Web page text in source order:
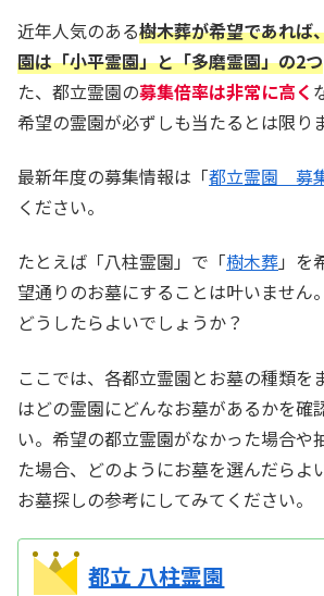
近年人気のある樹木葬が希望であれば
園は「小平霊園」と「多磨霊園」の2つ
た、都立霊園の募集倍率は非常に高く
希望の霊園が必ずしも当たるとは限り
最新年度の募集情報は「都立霊園 募
ください。
たとえば「八柱霊園」で「樹木葬」を
望通りのお墓にすることは叶いません
どうしたらよいでしょうか？
ここでは、各都立霊園とお墓の種類を
はどの霊園にどんなお墓があるかを確
い。希望の都立霊園がなかった場合や
た場合、どのようにお墓を選んだらよ
お墓探しの参考にしてみてください。
都立 八柱霊園